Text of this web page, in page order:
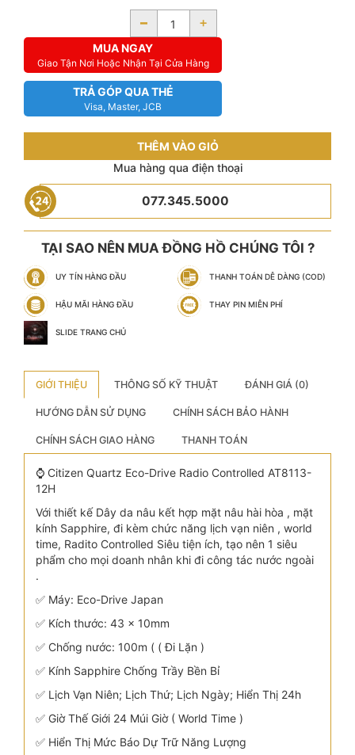
- +
MUA NGAY
Giao Tận Nơi Hoặc Nhận Tại Cửa Hàng
TRẢ GÓP QUA THẺ
Visa, Master, JCB
THÊM VÀO GIỎ
Mua hàng qua điện thoại
077.345.5000
TẠI SAO NÊN MUA ĐỒNG HỒ CHÚNG TÔI ?
UY TÍN HÀNG ĐẦU THANH TOÁN DỄ DÀNG (COD)
HẬU MÃI HÀNG ĐẦU THAY PIN MIỄN PHÍ
SLIDE TRANG CHỦ
GIỚI THIỆU THÔNG SỐ KỸ THUẬT ĐÁNH GIÁ (0)
HƯỚNG DẪN SỬ DỤNG CHÍNH SÁCH BẢO HÀNH
CHÍNH SÁCH GIAO HÀNG THANH TOÁN
⌚ Citizen Quartz Eco-Drive Radio Controlled AT8113-
12H
Với thiết kế Dây da nâu kết hợp mặt nâu hài hòa , mặt
kính Sapphire, đi kèm chức năng lịch vạn niên , world
time, Radito Controlled Siêu tiện ích, tạo nên 1 siêu
phẩm cho mọi doanh nhân khi đi công tác nước ngoài
.
✅ Máy: Eco-Drive Japan
✅ Kích thước: 43 x 10mm
✅ Chống nước: 100m ( ( Đi Lặn )
✅ Kính Sapphire Chống Trầy Bền Bỉ
✅ Lịch Vạn Niên; Lịch Thứ; Lịch Ngày; Hiển Thị 24h
✅ Giờ Thế Giới 24 Múi Giờ ( World Time )
✅ Hiển Thị Mức Báo Dự Trữ Năng Lượng